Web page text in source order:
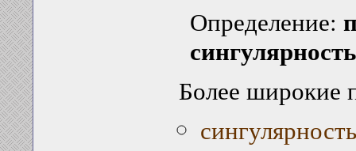
Определение:
сингулярность
Более широкие
сингулярность